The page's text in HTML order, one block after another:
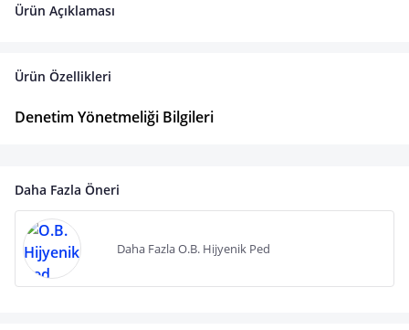
Ürün Açıklaması
Ürün Özellikleri
Denetim Yönetmeliği Bilgileri
Daha Fazla Öneri
Daha Fazla O.B. Hijyenik Ped